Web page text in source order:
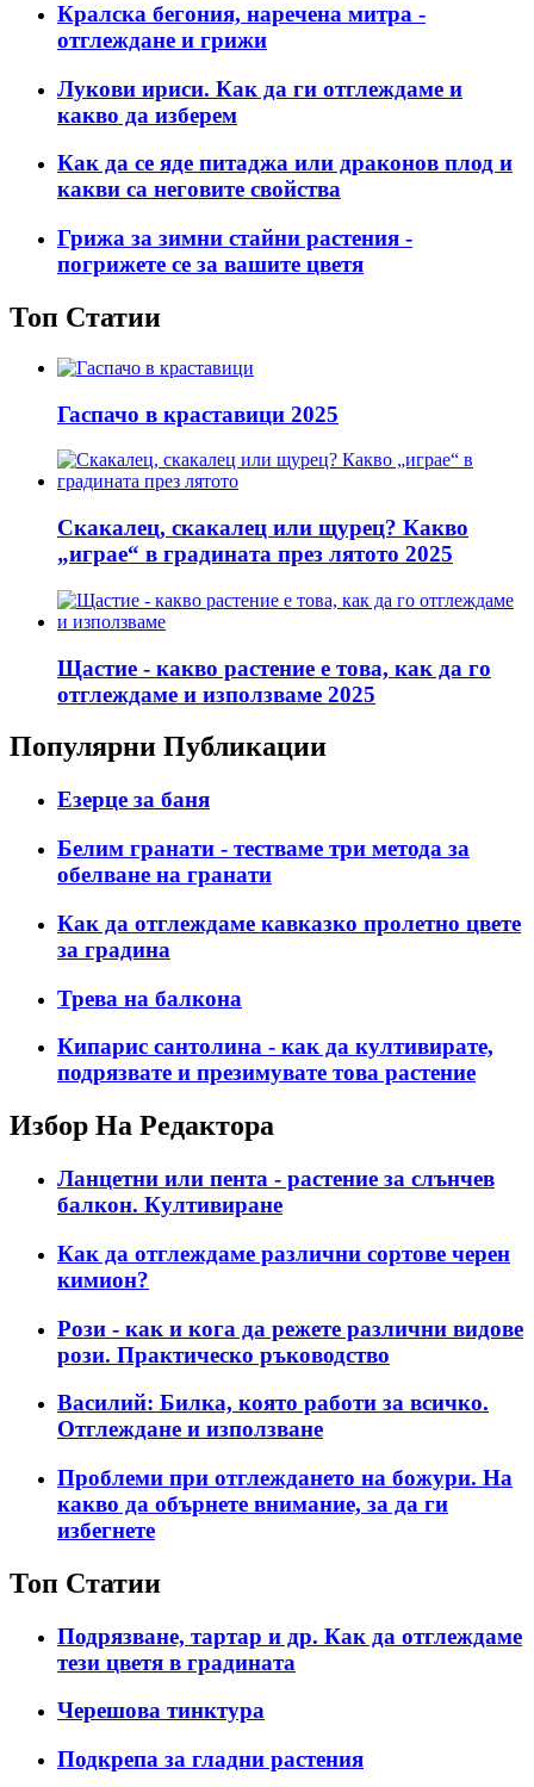
Кралска бегония, наречена митра -
отглеждане и грижи
Лукови ириси. Как да ги отглеждаме и
какво да изберем
Как да се яде питаджа или драконов плод и
какви са неговите свойства
Грижа за зимни стайни растения -
погрижете се за вашите цветя
Топ Статии
Гаспачо в краставици 2025
Скакалец, скакалец или щурец? Какво
„играе“ в градината през лятото 2025
Щастие - какво растение е това, как да го
отглеждаме и използваме 2025
Популярни Публикации
Езерце за баня
Белим гранати - тестваме три метода за
обелване на гранати
Как да отглеждаме кавказко пролетно цвете
за градина
Трева на балкона
Кипарис сантолина - как да култивирате,
подрязвате и презимувате това растение
Избор На Редактора
Ланцетни или пента - растение за слънчев
балкон. Култивиране
Как да отглеждаме различни сортове черен
кимион?
Рози - как и кога да режете различни видове
рози. Практическо ръководство
Василий: Билка, която работи за всичко.
Отглеждане и използване
Проблеми при отглеждането на божури. На
какво да обърнете внимание, за да ги
избегнете
Топ Статии
Подрязване, тартар и др. Как да отглеждаме
тези цветя в градината
Черешова тинктура
Подкрепа за гладни растения